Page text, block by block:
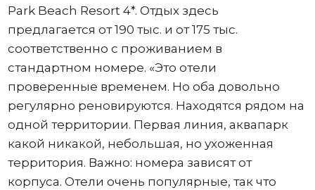
Park Beach Resort 4*. Отдых здесь
предлагается от 190 тыс. и от 175 тыс.
соответственно с проживанием в
стандартном номере. «Это отели
проверенные временем. Но оба довольно
регулярно реновируются. Находятся рядом на
одной территории. Первая линия, аквапарк
какой никакой, небольшая, но ухоженная
территория. Важно: номера зависят от
корпуса. Отели очень популярные, так что